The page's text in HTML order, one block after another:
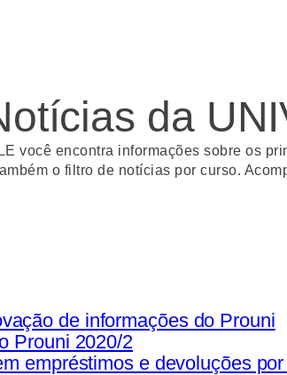
da
você encontra informações sobre os
o filtro de notícias por curso.
de informações do Prouni
Prouni 2020/2
empréstimos e devoluções